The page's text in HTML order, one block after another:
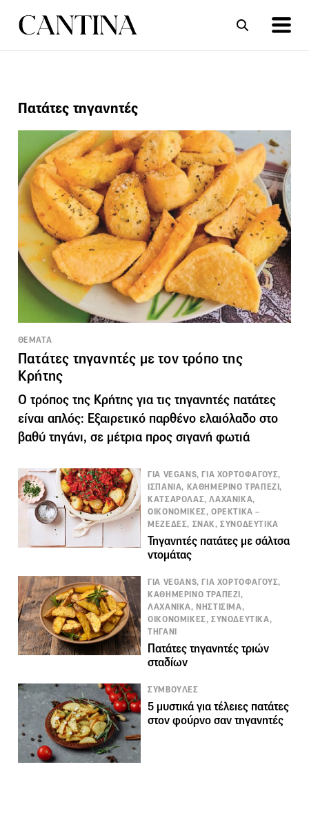
Πατάτες τηγανητές
ΘΕΜΑΤΑ
Πατάτες τηγανητές με τον τρόπο της
Κρήτης
Ο τρόπος της Κρήτης για τις τηγανητές πατάτες
είναι απλός: Εξαιρετικό παρθένο ελαιόλαδο στο
βαθύ τηγάνι, σε μέτρια προς σιγανή φωτιά
ΓΙΑ VEGANS, ΓΙΑ ΧΟΡΤΟΦΑΓΟΥΣ,
ΙΣΠΑΝΙΑ, ΚΑΘΗΜΕΡΙΝΟ ΤΡΑΠΕΖΙ,
ΚΑΤΣΑΡΟΛΑΣ, ΛΑΧΑΝΙΚΑ,
ΟΙΚΟΝΟΜΙΚΕΣ, ΟΡΕΚΤΙΚΑ –
ΜΕΖΕΔΕΣ, ΣΝΑΚ, ΣΥΝΟΔΕΥΤΙΚΑ
Τηγανητές πατάτες με σάλτσα
ντομάτας
ΓΙΑ VEGANS, ΓΙΑ ΧΟΡΤΟΦΑΓΟΥΣ,
ΚΑΘΗΜΕΡΙΝΟ ΤΡΑΠΕΖΙ,
ΛΑΧΑΝΙΚΑ, ΝΗΣΤΙΣΙΜΑ,
ΟΙΚΟΝΟΜΙΚΕΣ, ΣΥΝΟΔΕΥΤΙΚΑ,
ΤΗΓΑΝΙ
Πατάτες τηγανητές τριών
σταδίων
ΣΥΜΒΟΥΛΕΣ
5 μυστικά για τέλειες πατάτες
στον φούρνο σαν τηγανητές